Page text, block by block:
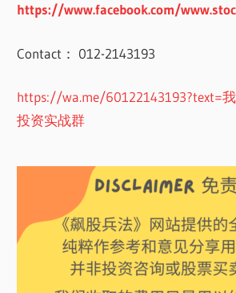
https://www.facebook.com/
Contact： 012-2143193
https://wa.me/60122143193?text=
投资实战群